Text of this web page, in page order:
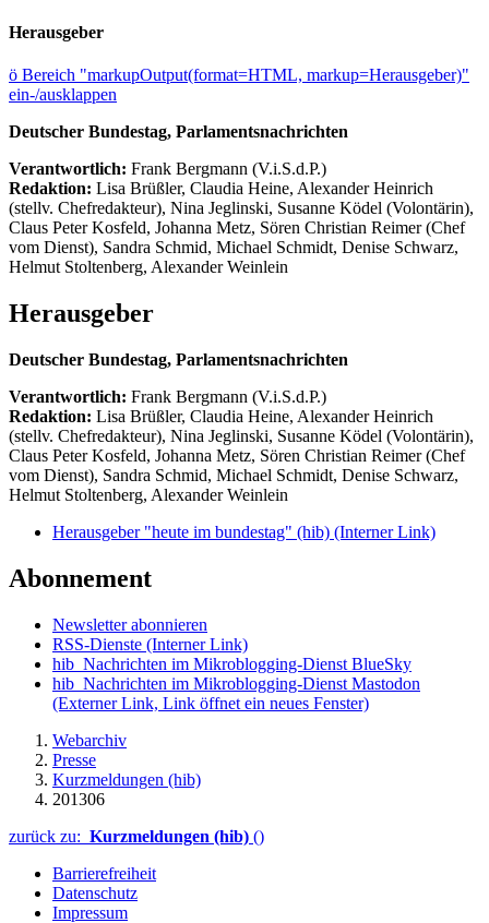
Herausgeber
ö Bereich "markupOutput(format=HTML, markup=Herausgeber)"
ein-/ausklappen
Deutscher Bundestag, Parlamentsnachrichten
Verantwortlich: Frank Bergmann (V.i.S.d.P.)
Redaktion: Lisa Brüßler, Claudia Heine, Alexander Heinrich
(stellv. Chefredakteur), Nina Jeglinski, Susanne Ködel (Volontärin),
Claus Peter Kosfeld, Johanna Metz, Sören Christian Reimer (Chef
vom Dienst), Sandra Schmid, Michael Schmidt, Denise Schwarz,
Helmut Stoltenberg, Alexander Weinlein
Herausgeber
Deutscher Bundestag, Parlamentsnachrichten
Verantwortlich: Frank Bergmann (V.i.S.d.P.)
Redaktion: Lisa Brüßler, Claudia Heine, Alexander Heinrich
(stellv. Chefredakteur), Nina Jeglinski, Susanne Ködel (Volontärin),
Claus Peter Kosfeld, Johanna Metz, Sören Christian Reimer (Chef
vom Dienst), Sandra Schmid, Michael Schmidt, Denise Schwarz,
Helmut Stoltenberg, Alexander Weinlein
Herausgeber "heute im bundestag" (hib) (Interner Link)
Abonnement
Newsletter abonnieren
RSS-Dienste (Interner Link)
hib_Nachrichten im Mikroblogging-Dienst BlueSky
hib_Nachrichten im Mikroblogging-Dienst Mastodon
(Externer Link, Link öffnet ein neues Fenster)
Webarchiv
Presse
Kurzmeldungen (hib)
201306
zurück zu: Kurzmeldungen (hib) ()
Barrierefreiheit
Datenschutz
Impressum